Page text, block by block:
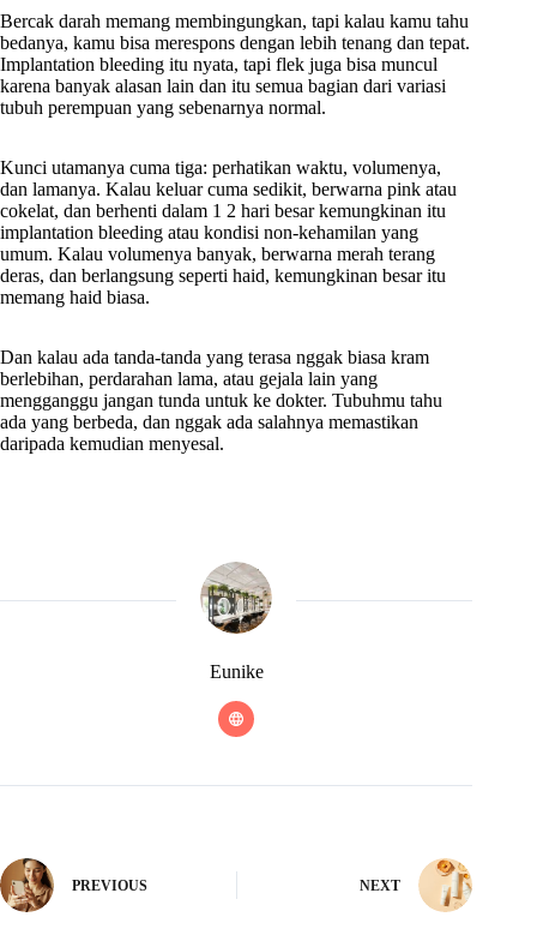
Bercak darah memang membingungkan, tapi kalau kamu tahu
bedanya, kamu bisa merespons dengan lebih tenang dan tepat.
Implantation bleeding itu nyata, tapi flek juga bisa muncul
karena banyak alasan lain dan itu semua bagian dari variasi
tubuh perempuan yang sebenarnya normal.
Kunci utamanya cuma tiga: perhatikan waktu, volumenya,
dan lamanya. Kalau keluar cuma sedikit, berwarna pink atau
cokelat, dan berhenti dalam 1 2 hari besar kemungkinan itu
implantation bleeding atau kondisi non-kehamilan yang
umum. Kalau volumenya banyak, berwarna merah terang
deras, dan berlangsung seperti haid, kemungkinan besar itu
memang haid biasa.
Dan kalau ada tanda-tanda yang terasa nggak biasa kram
berlebihan, perdarahan lama, atau gejala lain yang
mengganggu jangan tunda untuk ke dokter. Tubuhmu tahu
ada yang berbeda, dan nggak ada salahnya memastikan
daripada kemudian menyesal.
Eunike
PREVIOUS NEXT